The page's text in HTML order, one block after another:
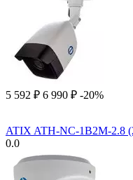
5 592 ₽ 6 990 ₽ -20%
ATIX ATH-NC-1B2M-2.8
0.0